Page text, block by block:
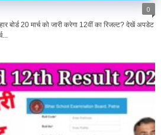
0
बोर्ड 20 मार्च को जारी करेगा 12वीं का रिजल्ट? देखें अपडेट